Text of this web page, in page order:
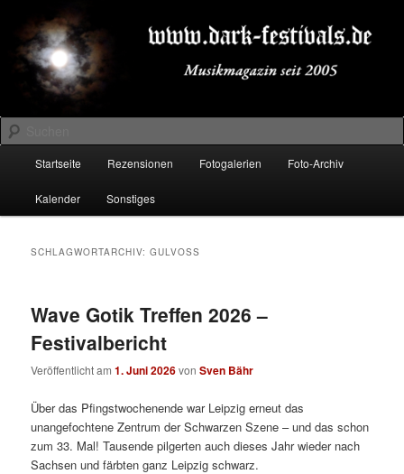
primären
Inhalt
springen
sekundären
Inhalt
springenDARK-FESTIVALS.DE
Suchen
Startseite Rezensionen Fotogalerien Foto-Archiv
Kalender Sonstiges
SCHLAGWORTARCHIV:GULVOSS
Wave Gotik Treffen 2026 –
Festivalbericht
Veröffentlicht am1. Juni 2026vonSven Bähr
Über das Pfingstwochenende war Leipzig erneut das
unangefochtene Zentrum der Schwarzen Szene – und das schon
zum 33. Mal! Tausende pilgerten auch dieses Jahr wieder nach
Sachsen und färbten ganz Leipzig schwarz.